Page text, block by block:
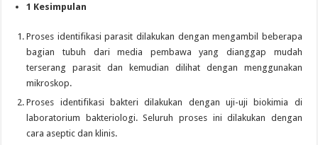
1 Kesimpulan
Proses identifikasi parasit dilakukan dengan mengambil beberapa
bagian tubuh dari media pembawa yang dianggap mudah
terserang parasit dan kemudian dilihat dengan menggunakan
mikroskop.
Proses identifikasi bakteri dilakukan dengan uji-uji biokimia di
laboratorium bakteriologi. Seluruh proses ini dilakukan dengan
cara aseptic dan klinis.